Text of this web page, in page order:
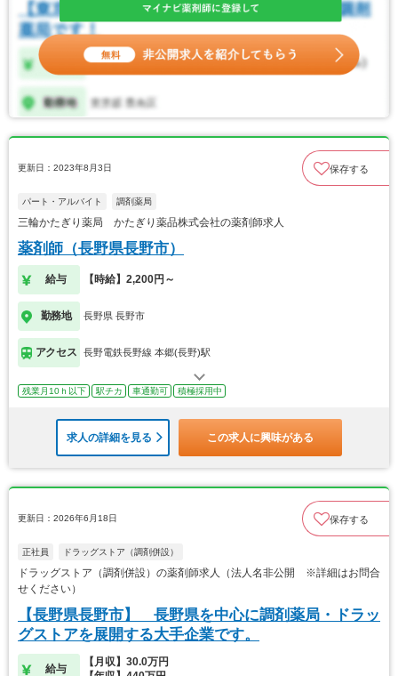
更新日：2023年8月3日 保存する
パート・アルバイト 調剤薬局
三輪かたぎり薬局 かたぎり薬品株式会社の薬剤師求人
薬剤師（長野県長野市）
給与 【時給】2,200円～
勤務地 長野県 長野市
アクセス 長野電鉄長野線 本郷(長野)駅
残業月10ｈ以下 駅チカ 車通勤可 積極採用中
求人の詳細を見る この求人に興味がある
更新日：2026年6月18日 保存する
正社員 ドラッグストア（調剤併設）
ドラッグストア（調剤併設）の薬剤師求人（法人名非公開 ※詳細はお問合
せください）
【長野県長野市】 長野県を中心に調剤薬局・ドラッ
グストアを展開する大手企業です。
給与
【月収】30.0万円